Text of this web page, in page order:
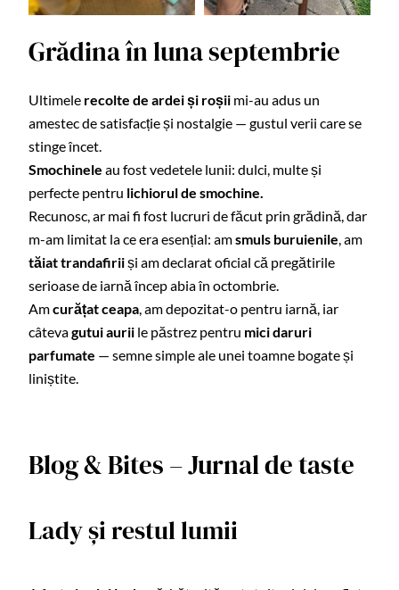
Grădina în luna septembrie
Ultimele recolte de ardei și roșii mi-au adus un
amestec de satisfacție și nostalgie — gustul verii care se
stinge încet.
Smochinele au fost vedetele lunii: dulci, multe și
perfecte pentru lichiorul de smochine.
Recunosc, ar mai fi fost lucruri de făcut prin grădină, dar
m-am limitat la ce era esențial: amsmuls buruienile, am
tăiat trandafiriiși am declarat oficial că pregătirile
serioase de iarnă încep abia în octombrie.
Amcurățat ceapa, am depozitat-o pentru iarnă, iar
câtevagutui aurii le păstrez pentru mici daruri
parfumate — semne simple ale unei toamne bogate și
liniștite.
Blog & Bites – Jurnal de taste
Lady și restul lumii